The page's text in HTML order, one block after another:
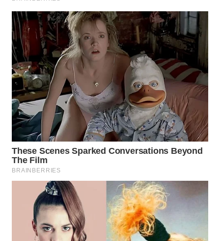
WN
BOROBUDUR
WN
MADURA
WN
SURABAYA
WN
NATUNA
WN
BINTAN
WN
MANDALIKA
WN
LIKUPANG